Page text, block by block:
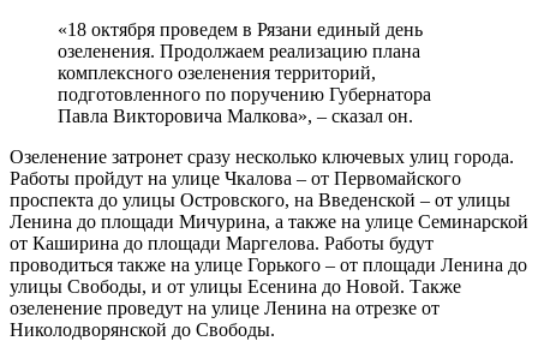
«18 октября проведем в Рязани единый день
озеленения. Продолжаем реализацию плана
комплексного озеленения территорий,
подготовленного по поручению Губернатора
Павла Викторовича Малкова», – сказал он.
Озеленение затронет сразу несколько ключевых улиц города.
Работы пройдут на улице Чкалова – от Первомайского
проспекта до улицы Островского, на Введенской – от улицы
Ленина до площади Мичурина, а также на улице Семинарской
от Каширина до площади Маргелова. Работы будут
проводиться также на улице Горького – от площади Ленина до
улицы Свободы, и от улицы Есенина до Новой. Также
озеленение проведут на улице Ленина на отрезке от
Николодворянской до Свободы.